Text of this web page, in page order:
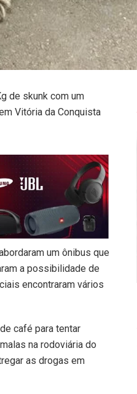
de skunk com um
Vitória da Conquista
um ônibus que
a possibilidade de
encontraram vários
café para tentar
na rodoviária do
as drogas em